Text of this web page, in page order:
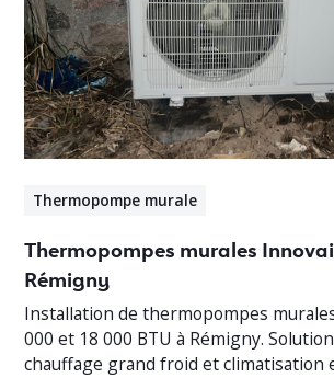
Thermopompe murale
Thermopompes murales
Rémigny
Installation de thermopompes
000 et 18 000 BTU à Rémigny.
chauffage grand froid et climatisation